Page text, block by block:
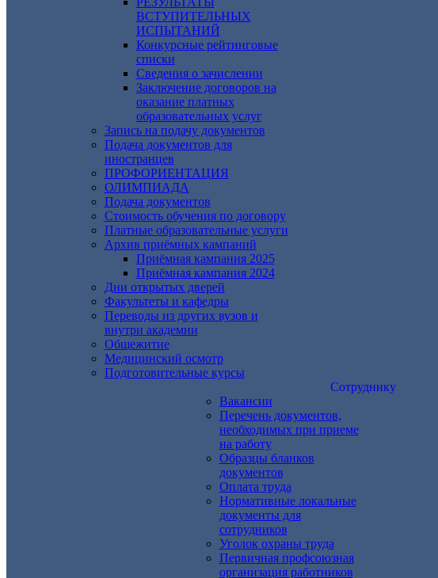
ВСТУПИТЕЛЬНЫХ
ИСПЫТАНИЙ
Конкурсные рейтинговые
списки
Сведения о зачислении
Заключение договоров на
оказание платных
образовательных услуг
Запись на подачу документов
Подача документов для
иностранцев
ПРОФОРИЕНТАЦИЯ
ОЛИМПИАДА
Подача документов
Стоимость обучения по договору
Платные образовательные услуги
Архив приёмных кампаний
Приёмная кампания 2025
Приёмная кампания 2024
Дни открытых дверей
Факультеты и кафедры
Переводы из других вузов и
внутри академии
Общежитие
Медицинский осмотр
Подготовительные курсы
Сотруднику
Вакансии
Перечень документов,
необходимых при приеме
на работу
Образцы бланков
документов
Оплата труда
Нормативные локальные
документы для
сотрудников
Уголок охраны труда
Первичная профсоюзная
организация работников